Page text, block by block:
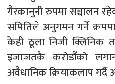
गैरकानुनी रुपमा सञ्चालन
समितिले अनुगमन गर्ने
केही ठूला निजी क्लिनिक
इजाजतकै करोडौँको
अवैधानिक क्रियाकलाप